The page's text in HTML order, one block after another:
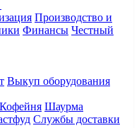
Производство и
Финансы Честный
Выкуп оборудования
Кофейня Шаурма
Службы доставки